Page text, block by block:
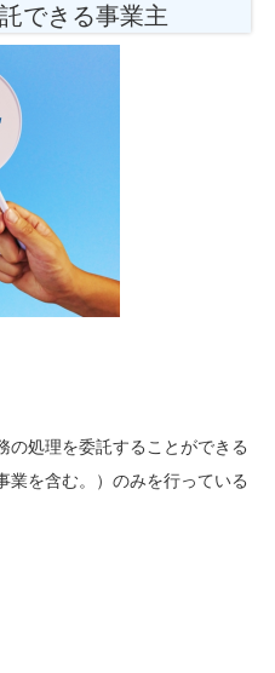
できる事業主
の処理を委託することができる
業を含む。）のみを行っている